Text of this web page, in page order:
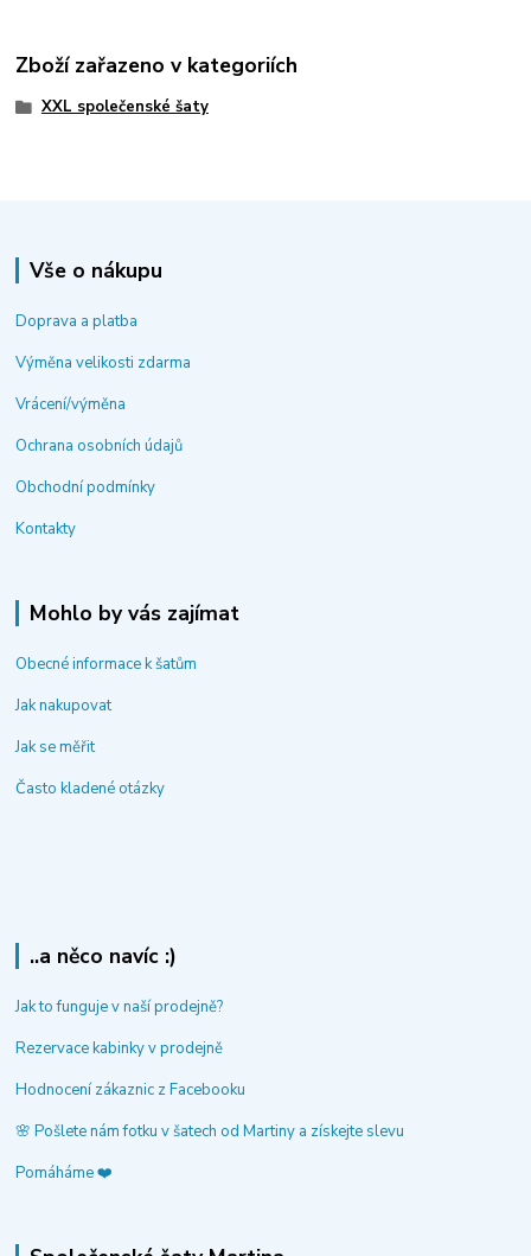
Zboží zařazeno v kategoriích
XXL společenské šaty
Vše o nákupu
Doprava a platba
Výměna velikosti zdarma
Vrácení/výměna
Ochrana osobních údajů
Obchodní podmínky
Kontakty
Mohlo by vás zajímat
Obecné informace k šatům
Jak nakupovat
Jak se měřit
Často kladené otázky
..a něco navíc :)
Jak to funguje v naší prodejně?
Rezervace kabinky v prodejně
Hodnocení zákaznic z Facebooku
🌸 Pošlete nám fotku v šatech od Martiny a získejte slevu
Pomáháme ❤️